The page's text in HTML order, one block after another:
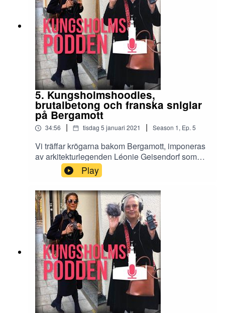
5. Kungsholmshoodies,
brutalbetong och franska sniglar
på Bergamott
34:56 | tisdag 5 januari 2021 | Season 1, Ep. 5
Vi träffar krögarna bakom Bergamott, imponeras
av arkitekturlegenden Léonie Geisendorf som
ritade St Görans Gymnasium och testar
Kungsholmshoodies hos Hantverkargatan Arton.
Play